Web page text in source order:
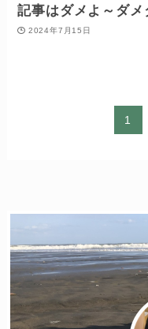
記事はダメよ～ダメ
2024年7月15日
1